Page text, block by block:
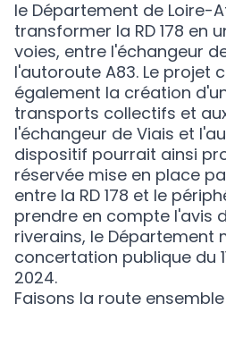
le Département de Loire-
transformer la RD 178 en
voies, entre l'échangeur
l'autoroute A83. Le projet
également la création
transports collectifs et
l'échangeur de Viais et
dispositif pourrait ainsi
réservée mise en place
entre la RD 178 et le
prendre en compte l'avis
riverains, le Département
concertation publique du
2024.
Faisons la route